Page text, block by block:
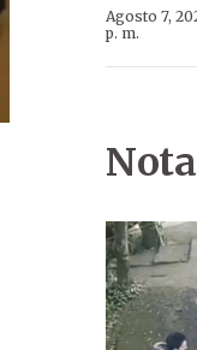
Agosto 7,
p. m.